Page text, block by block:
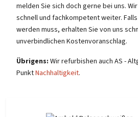
melden Sie sich doch gerne bei uns.
schnell und fachkompetent weiter.
werden muss, erhalten Sie von uns
unverbindlichen Kostenvoranschlag.
Übrigens: Wir refurbishen auch AS -
PunktNachhaltigkeit.